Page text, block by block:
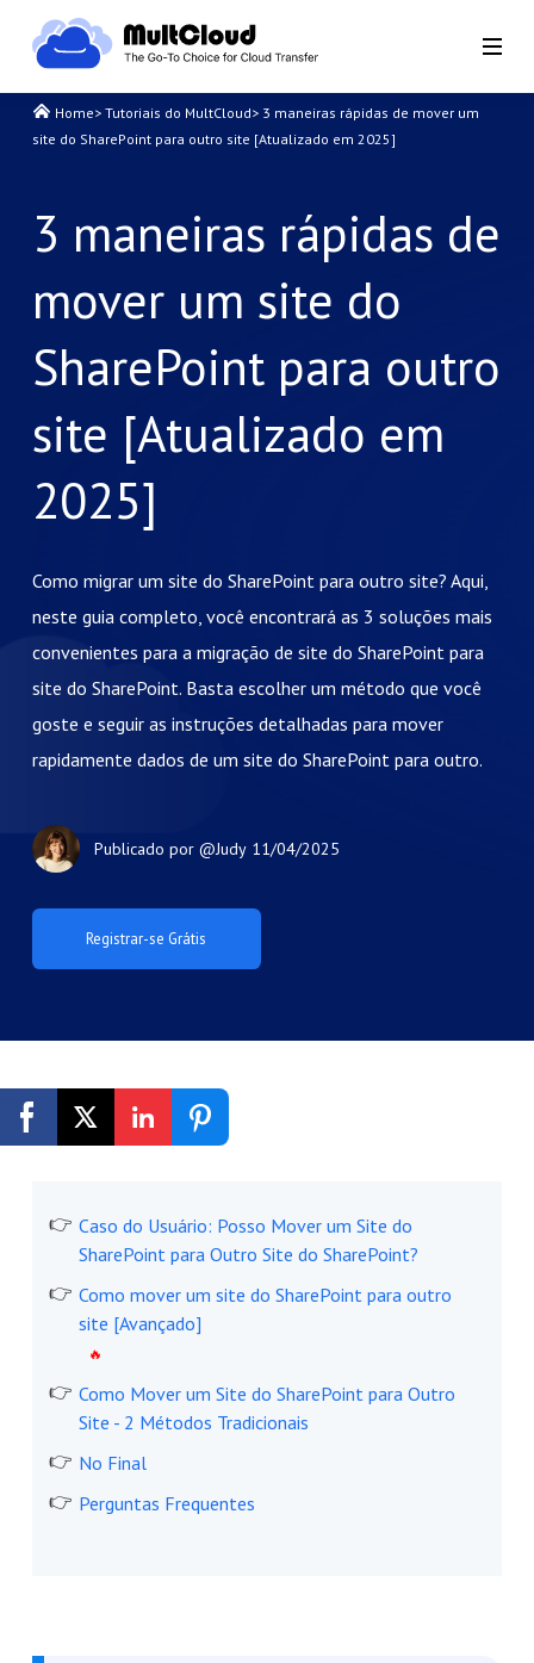
Home> Tutoriais do MultCloud> 3 maneiras rápidas de mover um
site do SharePoint para outro site [Atualizado em 2025]
3 maneiras rápidas de
mover um site do
SharePoint para outro
site [Atualizado em
2025]
Como migrar um site do SharePoint para outro site? Aqui,
neste guia completo, você encontrará as 3 soluções mais
convenientes para a migração de site do SharePoint para
site do SharePoint. Basta escolher um método que você
goste e seguir as instruções detalhadas para mover
rapidamente dados de um site do SharePoint para outro.
Publicado por @Judy 11/04/2025
Caso do Usuário: Posso Mover um Site do
SharePoint para Outro Site do SharePoint?
Como mover um site do SharePoint para outro
site [Avançado]
Como Mover um Site do SharePoint para Outro
Site - 2 Métodos Tradicionais
No Final
Perguntas Frequentes